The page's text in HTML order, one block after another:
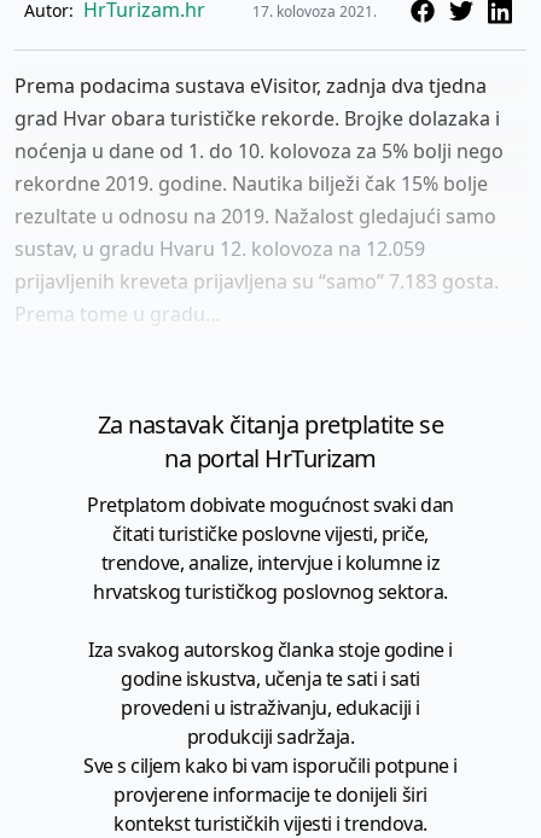
Autor: HrTurizam.hr 17. kolovoza 2021.
Prema podacima sustava eVisitor, zadnja dva tjedna
grad Hvar obara turističke rekorde. Brojke dolazaka i
noćenja u dane od 1. do 10. kolovoza za 5% bolji nego
rekordne 2019. godine. Nautika bilježi čak 15% bolje
rezultate u odnosu na 2019. Nažalost gledajući samo
sustav, u gradu Hvaru 12. kolovoza na 12.059
prijavljenih kreveta prijavljena su “samo” 7.183 gosta.
Prema tome u gradu...
Za nastavak čitanja pretplatite se
na portal HrTurizam
Pretplatom dobivate mogućnost svaki dan
čitati turističke poslovne vijesti, priče,
trendove, analize, intervjue i kolumne iz
hrvatskog turističkog poslovnog sektora.
Iza svakog autorskog članka stoje godine i
godine iskustva, učenja te sati i sati
provedeni u istraživanju, edukaciji i
produkciji sadržaja.
Sve s ciljem kako bi vam isporučili potpune i
provjerene informacije te donijeli širi
kontekst turističkih vijesti i trendova.